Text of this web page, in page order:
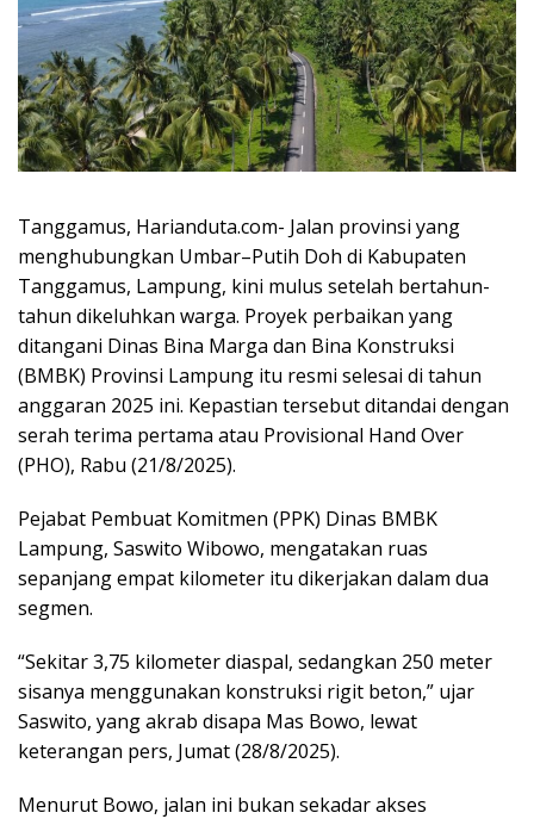
Tanggamus, Harianduta.com- Jalan provinsi yang
menghubungkan Umbar–Putih Doh di Kabupaten
Tanggamus, Lampung, kini mulus setelah bertahun-
tahun dikeluhkan warga. Proyek perbaikan yang
ditangani Dinas Bina Marga dan Bina Konstruksi
(BMBK) Provinsi Lampung itu resmi selesai di tahun
anggaran 2025 ini. Kepastian tersebut ditandai dengan
serah terima pertama atau Provisional Hand Over
(PHO), Rabu (21/8/2025).
Pejabat Pembuat Komitmen (PPK) Dinas BMBK
Lampung, Saswito Wibowo, mengatakan ruas
sepanjang empat kilometer itu dikerjakan dalam dua
segmen.
“Sekitar 3,75 kilometer diaspal, sedangkan 250 meter
sisanya menggunakan konstruksi rigit beton,” ujar
Saswito, yang akrab disapa Mas Bowo, lewat
keterangan pers, Jumat (28/8/2025).
Menurut Bowo, jalan ini bukan sekadar akses